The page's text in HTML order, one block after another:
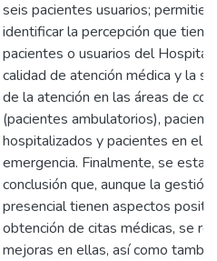
seis pacientes usuarios;
identificar la percepción que
pacientes o usuarios del Hospital
calidad de atención médica y la
de la atención en las áreas de
(pacientes ambulatorios),
hospitalizados y pacientes en el
emergencia. Finalmente, se
conclusión que, aunque la gestión
presencial tienen aspectos
obtención de citas médicas, se
mejoras en ellas, así como